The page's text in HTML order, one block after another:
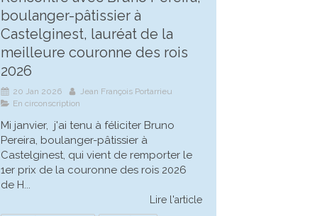
boulanger-pâtissier à
Castelginest, lauréat de la
meilleure couronne des rois
2026
20 Jan 2026
Jean François Portarrieu
En circonscription
Mi janvier, j'ai tenu à féliciter Bruno
Pereira, boulanger-pâtissier à
Castelginest, qui vient de remporter le
1er prix de la couronne des rois 2026
de H...
Lire l'article